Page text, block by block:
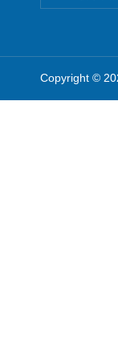
Copyright ©